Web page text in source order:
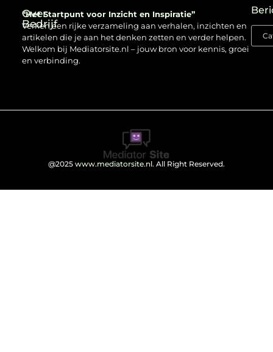
Over
Bedrijf
“Het Startpunt voor Inzicht en Inspiratie”
Verken een rijke verzameling aan verhalen, inzichten en
artikelen die je aan het denken zetten en verder helpen.
Welkom bij Mediatorsite.nl – jouw bron voor kennis, groei
en verbinding.
@2025 www.mediatorsite.nl. All Right Reserved.